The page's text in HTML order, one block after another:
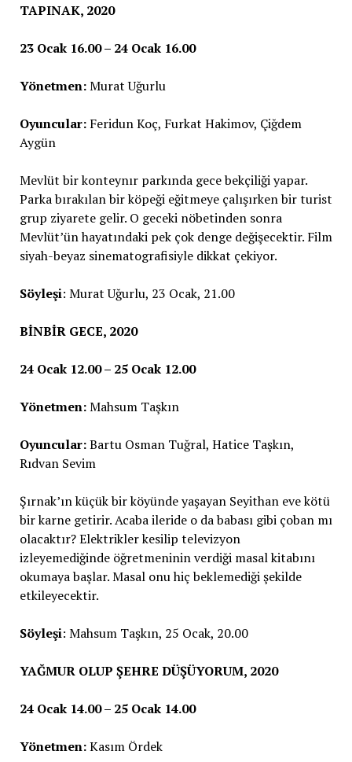
TAPINAK, 2020
23 Ocak 16.00 – 24 Ocak 16.00
Yönetmen:Murat Uğurlu
Oyuncular:Feridun Koç, Furkat Hakimov, Çiğdem
Aygün
Mevlüt bir konteynır parkında gece bekçiliği yapar.
Parka bırakılan bir köpeği eğitmeye çalışırken bir turist
grup ziyarete gelir. O geceki nöbetinden sonra
Mevlüt’ün hayatındaki pek çok denge değişecektir. Film
siyah-beyaz sinematografisiyle dikkat çekiyor.
Söyleşi: Murat Uğurlu, 23 Ocak, 21.00
BİNBİR GECE, 2020
24 Ocak 12.00 – 25 Ocak 12.00
Yönetmen:Mahsum Taşkın
Oyuncular:Bartu Osman Tuğral, Hatice Taşkın,
Rıdvan Sevim
Şırnak’ın küçük bir köyünde yaşayan Seyithan eve kötü
bir karne getirir. Acaba ileride o da babası gibi çoban mı
olacaktır? Elektrikler kesilip televizyon
izleyemediğinde öğretmeninin verdiği masal kitabını
okumaya başlar. Masal onu hiç beklemediği şekilde
etkileyecektir.
Söyleşi: Mahsum Taşkın, 25 Ocak, 20.00
YAĞMUR OLUP ŞEHRE DÜŞÜYORUM, 2020
24 Ocak 14.00 – 25 Ocak 14.00
Yönetmen:Kasım Ördek